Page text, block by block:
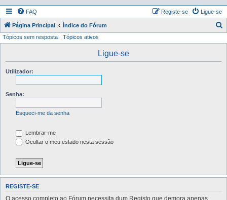
FAQ Ligue-se
Registe-se
Página Principal Índice do Fórum
Tópicos sem resposta Tópicos ativos
Ligue-se
Utilizador:
Senha:
Esqueci-me da senha
Lembrar-me
Ocultar o meu estado nesta sessão
REGISTE-SE
O acesso completo ao Fórum necessita dum Registo que demora apenas